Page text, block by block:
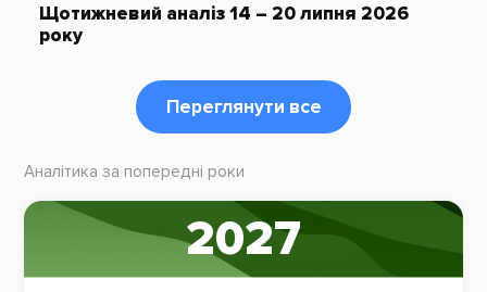
Щотижневий аналіз 14 – 20 липня 2026
року
Переглянути все
Аналітика за попередні роки
2027